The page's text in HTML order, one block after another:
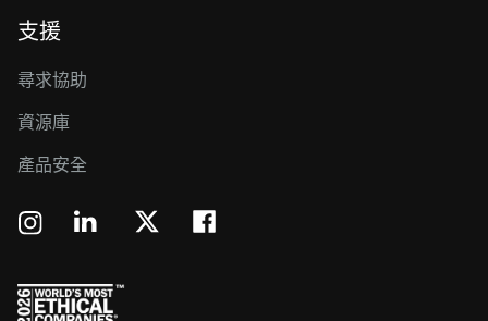
支援
尋求協助
資源庫
產品安全